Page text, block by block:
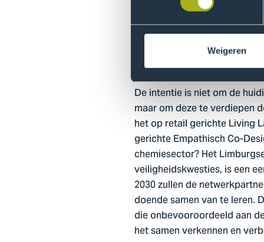
Weigeren
impact te creëren. Hierbij
verantwoordelijke digitale
De intentie is niet om de
maar om deze te verdiepen
het op retail gerichte Living
gerichte Empathisch Co-
chemiesector? Het
veiligheidskwesties, is een
2030 zullen de
doende samen van te leren.
die onbevooroordeeld aan
het samen verkennen en